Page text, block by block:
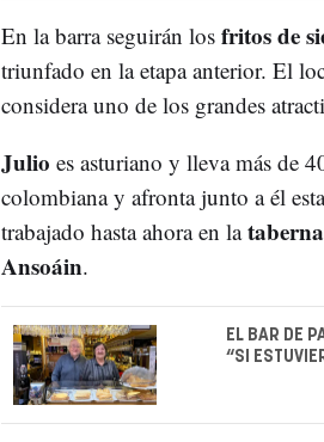
En la barra seguirán los fritos de
triunfado en la etapa anterior. El
considera uno de los grandes
Julio es asturiano y lleva más de
colombiana y afronta junto a él
trabajado hasta ahora en la
Ansoáin.
EL BAR DE
“SI